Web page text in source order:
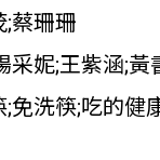
;蔡珊珊
采妮;王紫涵;黃
;免洗筷;吃的健